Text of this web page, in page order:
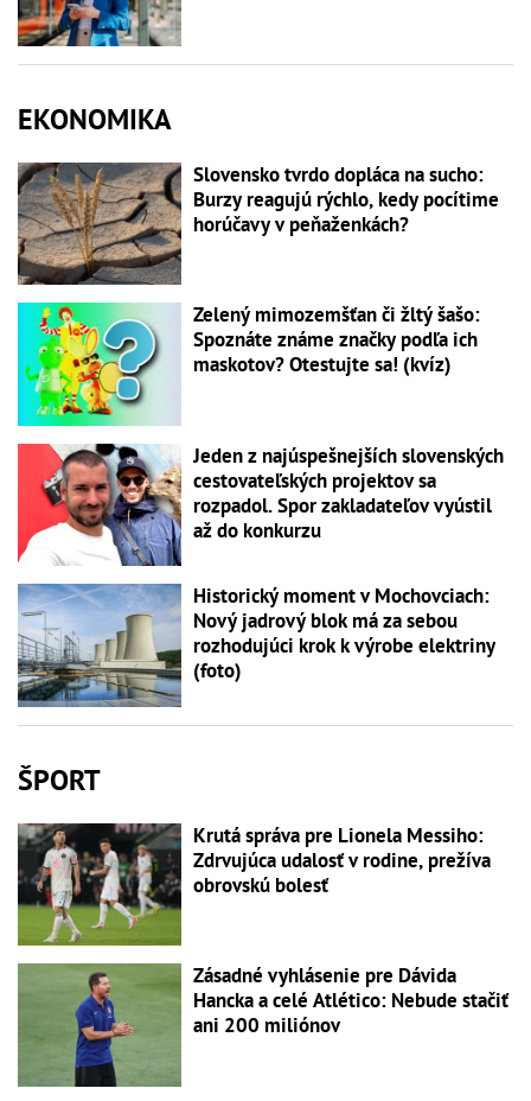
EKONOMIKA
Slovensko tvrdo dopláca na sucho:
Burzy reagujú rýchlo, kedy pocítime
horúčavy v peňaženkách?
Zelený mimozemšťan či žltý šašo:
Spoznáte známe značky podľa ich
maskotov? Otestujte sa! (kvíz)
Jeden z najúspešnejších slovenských
cestovateľských projektov sa
rozpadol. Spor zakladateľov vyústil
až do konkurzu
Historický moment v Mochovciach:
Nový jadrový blok má za sebou
rozhodujúci krok k výrobe elektriny
(foto)
ŠPORT
Krutá správa pre Lionela Messiho:
Zdrvujúca udalosť v rodine, prežíva
obrovskú bolesť
Zásadné vyhlásenie pre Dávida
Hancka a celé Atlético: Nebude stačiť
ani 200 miliónov